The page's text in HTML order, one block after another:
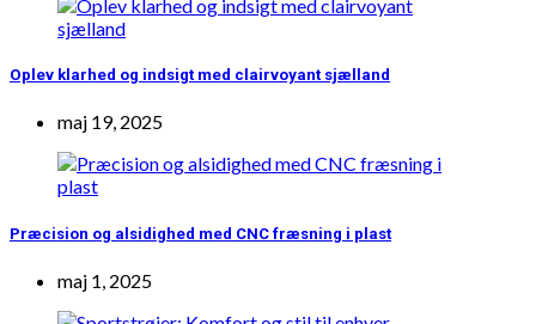
Oplev klarhed og indsigt med clairvoyant sjælland
maj 19, 2025
Præcision og alsidighed med CNC fræsning i plast
maj 1, 2025